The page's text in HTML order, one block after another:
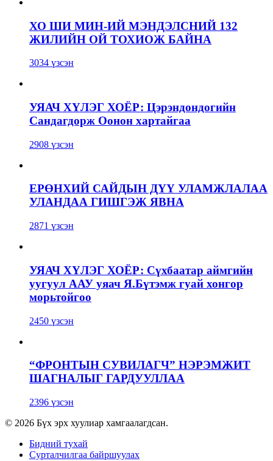
ХО ШИ МИН-ИЙ МЭНДЭЛСНИЙ 132
ЖИЛИЙН ОЙ ТОХИОЖ БАЙНА
3034 үзсэн
УЯАЧ ХҮЛЭГ ХОЁР: Цэрэндондогийн
Сандагдорж Оонон хартайгаа
2908 үзсэн
ЕРӨНХИЙ САЙДЫН ДҮҮ УЛАМЖЛАЛАА
УЛАНДАА ГИШГЭЖ ЯВНА
2871 үзсэн
УЯАЧ ХҮЛЭГ ХОЁР: Сүхбаатар аймгийн
уугуул ААУ уяач Я.Бүтэмж гуай хонгор
морьтойгоо
2450 үзсэн
“ФРОНТЫН СУВИЛАГЧ” НЭРЭМЖИТ
ШАГНАЛЫГ ГАРДУУЛЛАА
2396 үзсэн
© 2026 Бүх эрх хуулиар хамгаалагдсан.
Бидний тухай
Сурталчилгаа байршуулах